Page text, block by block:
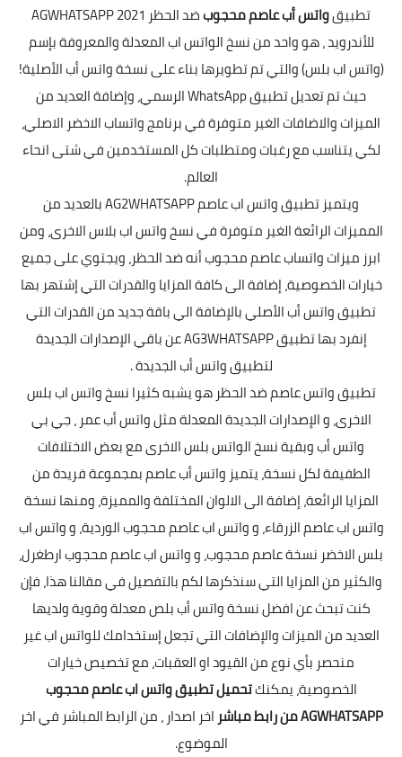
تطبيقواتس أب عاصم محجوب
ضد الحظر AGWHATSAPP 2021
للأندرويد ، هو واحد من نسخ الواتس اب المعدلة والمعروفة بإسم
(واتس اب بلس) والتي تم تطويرها بناء على نسخة واتس أب الأصلية!
حيث تم تعديل تطبيقWhatsAppالرسمي، وإضافة العديد من
الميزات والاضافات الغير متوفرة في برنامج واتساب الاخضر الاصلي،
لكي يتناسب مع رغبات ومتطلبات كل المستخدمين في شتى انحاء
العالم.
ويتميز تطبيق واتس اب عاصم AG2WHATSAPP بالعديد من
المميزات الرائعة الغير متوفرة في نسخ واتس اب بلاس الاخرى، ومن
ابرز ميزات واتساب عاصم محجوب أنه ضد الحظر، ويجتوي على جميع
خيارات الخصوصية، إضافة الى كافة المزايا والقدرات التي إشتهر بها
تطبيق واتس أب الأصلي بالإضافة الي باقة جديد من القدرات التي
إنفرد بها تطبيق AG3WHATSAPP عن باقي الإصدارات الجديدة
لتطبيق واتس أب الجديدة .
تطبيق واتس عاصم ضد الحظر هو يشبه كثيرا نسخ واتس اب بلس
الاخرى، و الإصدارات الجديدة المعدلة مثل واتس أب عمر ، جي بي
واتس أب وبقية نسخ الواتس بلس الاخرى مع بعض الاختلافات
الطفيفة لكل نسخة، يتميز واتس أب عاصم بمجموعة فريدة من
المزايا الرائعة، إضافة الى الالوان المختلفة والمميزة، ومنها نسخة
واتس اب عاصم الزرقاء، و واتس اب عاصم محجوب الوردية، و واتس اب
بلس الاخضر نسخة عاصم محجوب، و واتس اب عاصم محجوب ارطغرل،
والكثير من المزايا التي سنذكرها لكم بالتفصيل في مقالنا هذا، فإن
كنت تبحث عن افضل نسخة واتس أب بلص معدلة وقوية ولديها
العديد من الميزات والإضافات التي تجعل إستخدامك للواتس اب غير
منحصر بأي نوع من القيود او العقبات، مع تخصيص خيارات
الخصوصية، يمكنكتحميل تطبيق واتس اب عاصم محجوب
AGWHATSAPPمن رابط مباشر اخر اصدار ، من الرابط المباشر في اخر
الموضوع.